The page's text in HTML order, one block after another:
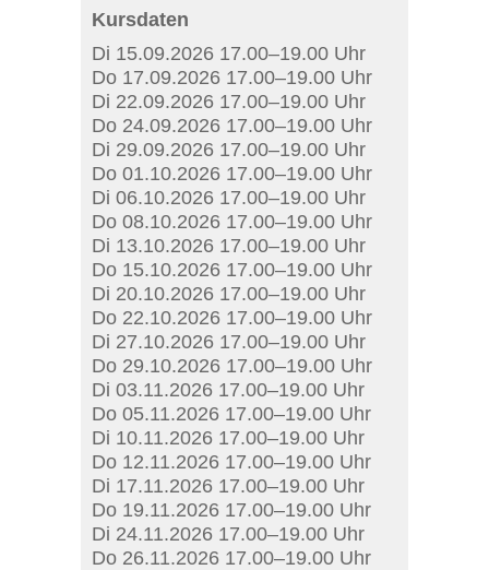
Kursdaten
Di 15.09.2026 17.00–19.00 Uhr
Do 17.09.2026 17.00–19.00 Uhr
Di 22.09.2026 17.00–19.00 Uhr
Do 24.09.2026 17.00–19.00 Uhr
Di 29.09.2026 17.00–19.00 Uhr
Do 01.10.2026 17.00–19.00 Uhr
Di 06.10.2026 17.00–19.00 Uhr
Do 08.10.2026 17.00–19.00 Uhr
Di 13.10.2026 17.00–19.00 Uhr
Do 15.10.2026 17.00–19.00 Uhr
Di 20.10.2026 17.00–19.00 Uhr
Do 22.10.2026 17.00–19.00 Uhr
Di 27.10.2026 17.00–19.00 Uhr
Do 29.10.2026 17.00–19.00 Uhr
Di 03.11.2026 17.00–19.00 Uhr
Do 05.11.2026 17.00–19.00 Uhr
Di 10.11.2026 17.00–19.00 Uhr
Do 12.11.2026 17.00–19.00 Uhr
Di 17.11.2026 17.00–19.00 Uhr
Do 19.11.2026 17.00–19.00 Uhr
Di 24.11.2026 17.00–19.00 Uhr
Do 26.11.2026 17.00–19.00 Uhr